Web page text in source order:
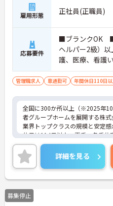
雇用形態 正社員(正職員)
応募要件
■ブランクOK ■
ヘルパー2級）
護、医療、看護
転免許(AT限定
いた方歓迎
管理職求人 車通勤可 年間休日110日
全国に300か所以上（※2025年
者グループホームを展開する株式
業界トップクラスの規模と安定感
休日は114日以上、夏季・冬季休
度もしっかり整っており、プラ
可能。これまでのご経験を活か
を築きたい方、ぜひご応募くだ
まで、幅広い年代の方が活躍で
味のある方は詳細等をお伝えし
お問い合わせください。
詳細を見る
募集停止